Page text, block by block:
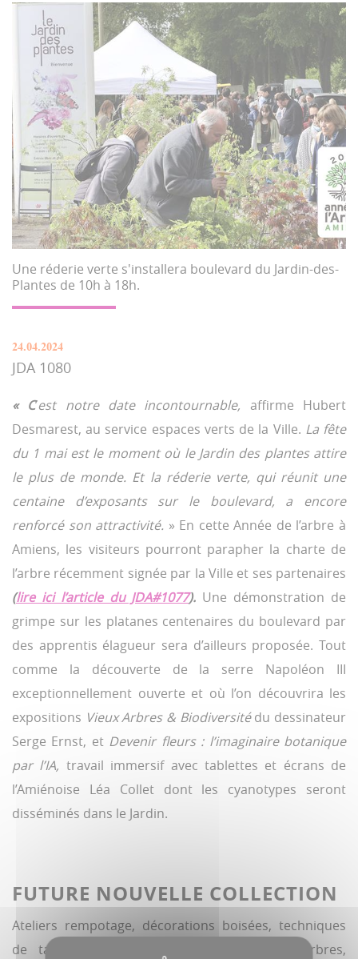
Une réderie verte s'installera boulevard du Jardin-des-
Plantes de 10h à 18h.
24.04.2024
JDA 1080
« C’est notre date incontournable, affirme Hubert
Desmarest, au service espaces verts de la Ville. La fête
du 1 mai est le moment où le Jardin des plantes attire
le plus de monde. Et la réderie verte, qui réunit une
centaine d’exposants sur le boulevard, a encore
renforcé son attractivité. » En cette Année de l’arbre à
Amiens, les visiteurs pourront parapher la charte de
l’arbre récemment signée par la Ville et ses partenaires
(lire ici l’article du JDA#1077). Une démonstration de
grimpe sur les platanes centenaires du boulevard par
des apprentis élagueur sera d’ailleurs proposée. Tout
comme la découverte de la serre Napoléon III
exceptionnellement ouverte et où l’on découvrira les
expositions Vieux Arbres & Biodiversitédu dessinateur
Serge Ernst, et Devenir fleurs : l’imaginaire botanique
par l’IA, travail immersif avec tablettes et écrans de
l’Amiénoise Léa Collet dont les cyanotypes seront
disséminés dans le Jardin.
FUTURE NOUVELLE COLLECTION
Ateliers rempotage, décorations boisées, techniques
de tailles et bonsaï, reconnaissance des arbres,